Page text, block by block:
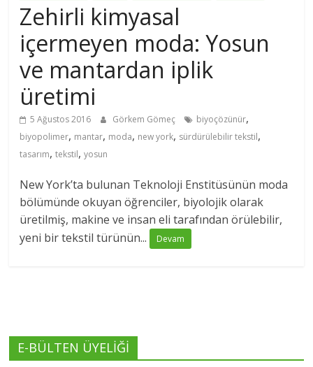
Zehirli kimyasal
içermeyen moda: Yosun
ve mantardan iplik
üretimi
5 Ağustos 2016 Görkem Gömeç biyoçözünür,
biyopolimer, mantar, moda, new york, sürdürülebilir tekstil,
tasarım,tekstil,yosun
New York’ta bulunan Teknoloji Enstitüsünün moda
bölümünde okuyan öğrenciler, biyolojik olarak
üretilmiş, makine ve insan eli tarafından örülebilir,
yeni bir tekstil türünün...
Devam
E-BÜLTEN ÜYELİĞİ